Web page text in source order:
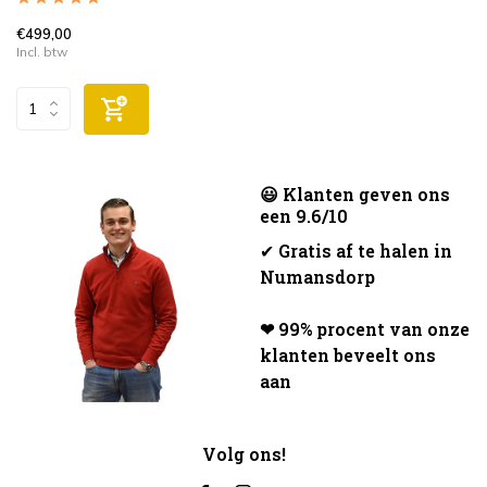
€499,00
Incl. btw
😃 Klanten geven ons
een 9.6/10
✔ Gratis af te halen in
Numansdorp
❤ 99% procent van onze
klanten beveelt ons
aan
Volg ons!